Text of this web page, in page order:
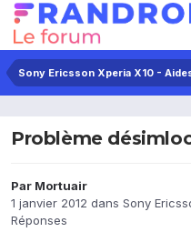
Problème
Par Mortuair
1 janvier 2012 dans Sony
Réponses